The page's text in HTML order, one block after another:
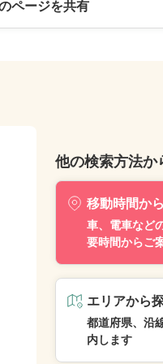
ページを共有
他の検索方法か
移動時間か
車、電車など
要時間からご
エリアから
都道府県、沿
内します